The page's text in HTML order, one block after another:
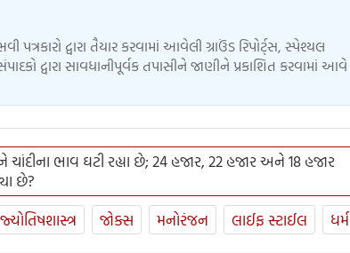
પત્રકારો દ્વારા તૈયાર કરવામાં આવેલી ગ્રાઉંડ રિપોર્ટ્સ, સ્પેશ્યલ
દ્વારા સાવધાનીપૂર્વક તપાસીને જાણીને પ્રકાશિત કરવામાં આવે
ભાવ ઘટી રહ્યા છે; 24 હજાર, 22 હજાર અને 18 હજાર
છે?
જ્યોતિષશાસ્ત્ર જોક્સ મનોરંજન લાઈફ સ્ટાઈલ ધર્મ